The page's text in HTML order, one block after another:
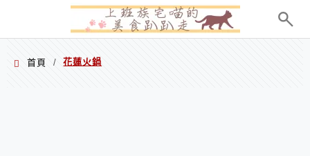
首頁 / 花蓮火鍋